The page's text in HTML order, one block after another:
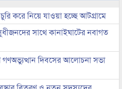
করে নিয়ে যাওয়া হচ্ছে আটগ্রামে
সাথে কানাইঘাটের নবাগত
গণঅভ্যুত্থান দিবসের আলোচনা সভা